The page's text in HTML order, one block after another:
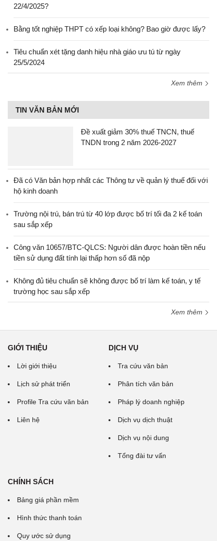
22/4/2025?
Bằng tốt nghiệp THPT có xếp loại không? Bao giờ được lấy?
Tiêu chuẩn xét tặng danh hiệu nhà giáo ưu tú từ ngày
25/5/2024
Xem thêm
TIN VĂN BẢN MỚI
Đề xuất giảm 30% thuế TNCN, thuế
TNDN trong 2 năm 2026-2027
Đã có Văn bản hợp nhất các Thông tư về quản lý thuế đối với
hộ kinh doanh
Trường nội trú, bán trú từ 40 lớp được bố trí tối đa 2 kế toán
sau sắp xếp
Công văn 10657/BTC-QLCS: Người dân được hoàn tiền nếu
tiền sử dụng đất tính lại thấp hơn số đã nộp
Không đủ tiêu chuẩn sẽ không được bố trí làm kế toán, y tế
trường học sau sắp xếp
Xem thêm
GIỚI THIỆU
Lời giới thiệu
Lịch sử phát triển
Profile Tra cứu văn bản
Liên hệ
DỊCH VỤ
Tra cứu văn bản
Phân tích văn bản
Pháp lý doanh nghiệp
Dịch vụ dịch thuật
Dịch vụ nội dung
Tổng đài tư vấn
CHÍNH SÁCH
Bảng giá phần mềm
Hình thức thanh toán
Quy ước sử dụng